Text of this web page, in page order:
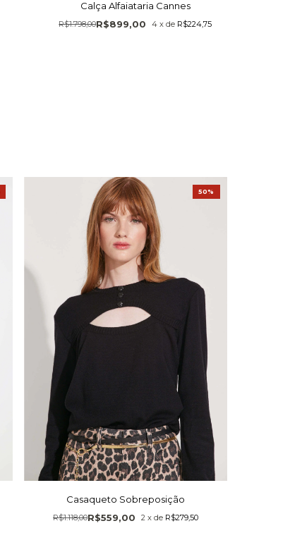
Calça Alfaiataria Cannes
R$899,00
R$1.798,00 4 xde R$224,75
Casaqueto Sobreposição
R$559,00
R$1.118,00 2 xde R$279,50
50%